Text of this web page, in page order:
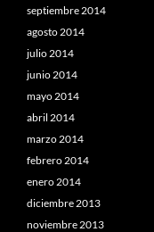
septiembre 2014
agosto 2014
julio 2014
junio 2014
mayo 2014
abril 2014
marzo 2014
febrero 2014
enero 2014
diciembre 2013
noviembre 2013